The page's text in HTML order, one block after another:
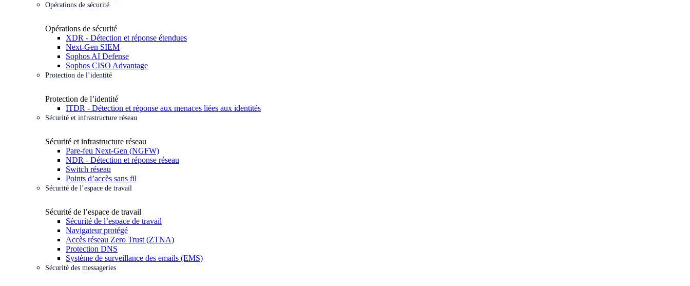
Opérations de sécurité
Opérations de sécurité
XDR - Détection et réponse étendues
Next-Gen SIEM
Sophos AI Defense
Sophos CISO Advantage
Protection de l’identité
Protection de l’identité
ITDR - Détection et réponse aux menaces liées aux identités
Sécurité et infrastructure réseau
Sécurité et infrastructure réseau
Pare-feu Next-Gen (NGFW)
NDR - Détection et réponse réseau
Switch réseau
Points d’accès sans fil
Sécurité de l’espace de travail
Sécurité de l’espace de travail
Sécurité de l’espace de travail
Navigateur protégé
Accès réseau Zero Trust (ZTNA)
Protection DNS
Système de surveillance des emails (EMS)
Sécurité des messageries